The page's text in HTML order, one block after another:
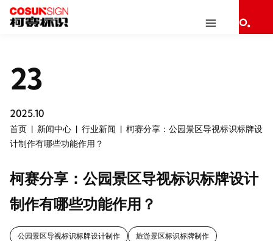
首页 新闻中心 行业新闻
柯赛分享：公园景区导视标识标牌设
计制作有哪些功能作用？
柯赛分享：公园景区导视标识标牌设计
制作有哪些功能作用？
公园景区导视标识标牌设计制作 旅游景区标识标牌制作
23
2025.10